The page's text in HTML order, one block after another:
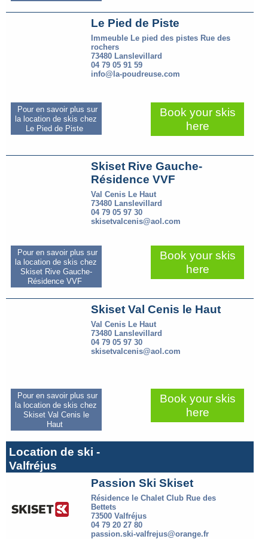
Le Pied de Piste
Immeuble Le pied des pistes Rue des
rochers
73480 Lanslevillard
04 79 05 91 59
info@la-poudreuse.com
Pour en savoir plus sur
la location de skis chez
Le Pied de Piste
Book your skis
here
Skiset Rive Gauche-
Résidence VVF
Val Cenis Le Haut
73480 Lanslevillard
04 79 05 97 30
skisetvalcenis@aol.com
Pour en savoir plus sur
la location de skis chez
Skiset Rive Gauche-
Résidence VVF
Book your skis
here
Skiset Val Cenis le Haut
Val Cenis Le Haut
73480 Lanslevillard
04 79 05 97 30
skisetvalcenis@aol.com
Pour en savoir plus sur
la location de skis chez
Skiset Val Cenis le
Haut
Book your skis
here
Location de ski -
Valfréjus
Passion Ski Skiset
Résidence le Chalet Club Rue des
Bettets
73500 Valfréjus
04 79 20 27 80
passion.ski-valfrejus@orange.fr